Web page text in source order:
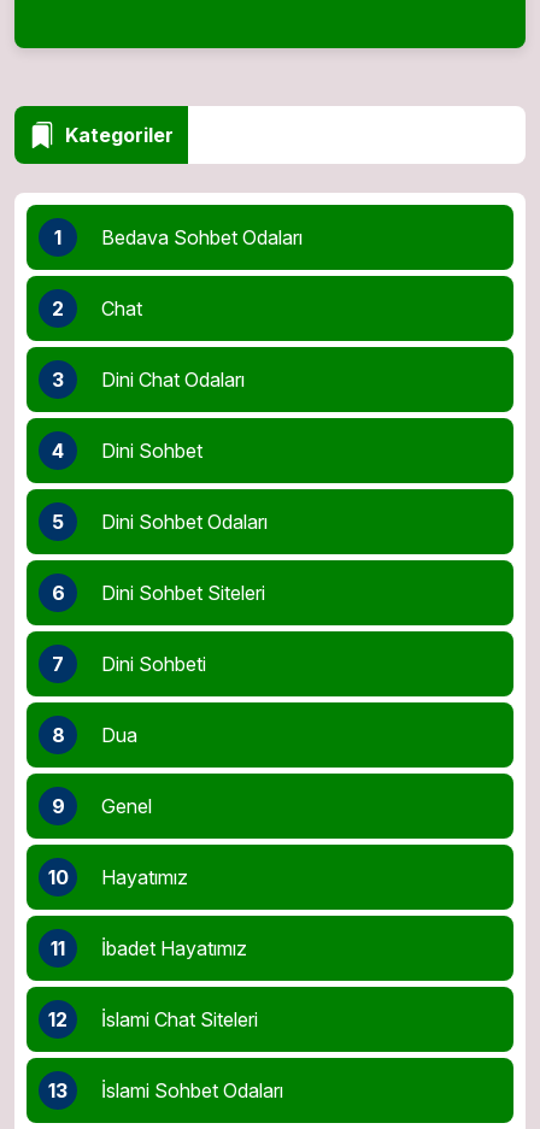
Kategoriler
1 Bedava Sohbet Odaları
2 Chat
3 Dini Chat Odaları
4 Dini Sohbet
5 Dini Sohbet Odaları
6 Dini Sohbet Siteleri
7 Dini Sohbeti
8 Dua
9 Genel
10 Hayatımız
11 İbadet Hayatımız
12 İslami Chat Siteleri
13 İslami Sohbet Odaları